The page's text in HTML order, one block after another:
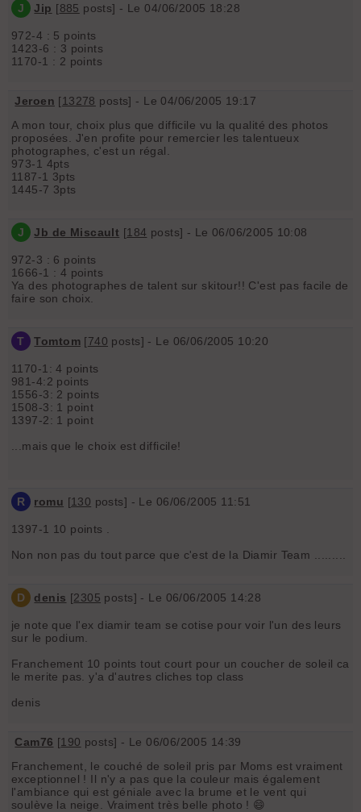
J Jip [885 posts] - Le 04/06/2005 18:28
972-4 : 5 points
1423-6 : 3 points
1170-1 : 2 points
Jeroen [13278 posts] - Le 04/06/2005 19:17
A mon tour, choix plus que difficile vu la qualité des photos
proposées. J'en profite pour remercier les talentueux
photographes, c'est un régal.
973-1 4pts
1187-1 3pts
1445-7 3pts
J Jb de Miscault [184 posts] - Le 06/06/2005 10:08
972-3 : 6 points
1666-1 : 4 points
Ya des photographes de talent sur skitour!! C'est pas facile de
faire son choix.
T Tomtom[740 posts] - Le 06/06/2005 10:20
1170-1: 4 points
981-4:2 points
1556-3: 2 points
1508-3: 1 point
1397-2: 1 point
...mais que le choix est difficile!
R romu [130 posts] - Le 06/06/2005 11:51
1397-1 10 points .
Non non pas du tout parce que c'est de la Diamir Team .........
D denis [2305 posts] - Le 06/06/2005 14:28
je note que l'ex diamir team se cotise pour voir l'un des leurs
sur le podium.
Franchement 10 points tout court pour un coucher de soleil ca
le merite pas. y'a d'autres cliches top class
denis
Cam76 [190 posts] - Le 06/06/2005 14:39
Franchement, le couché de soleil pris par Moms est vraiment
exceptionnel ! Il n'y a pas que la couleur mais également
l'ambiance qui est géniale avec la brume et le vent qui
soulève la neige. Vraiment très belle photo ! 😄